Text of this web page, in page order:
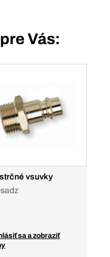
Vás:
vsuvky
sa a zobraziť